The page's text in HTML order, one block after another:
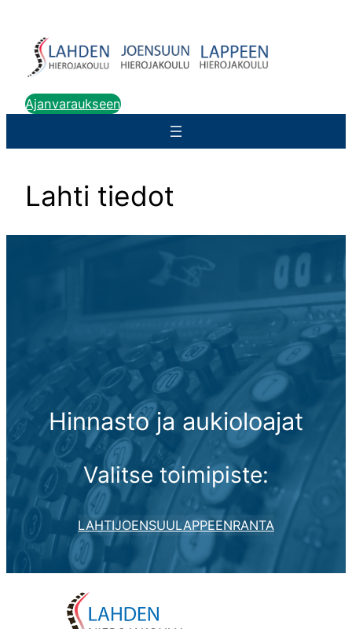
sisältöön
Ajanvaraukseen
Lahti tiedot
Hinnasto ja aukioloajat
Valitse toimipiste:
LAHTIJOENSUULAPPEENRANTA